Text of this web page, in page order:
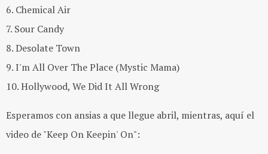
6. Chemical Air
7. Sour Candy
8. Desolate Town
9. I'm All Over The Place (Mystic Mama)
10. Hollywood, We Did It All Wrong
Esperamos con ansias a que llegue abril, mientras, aquí el
video de "Keep On Keepin' On":